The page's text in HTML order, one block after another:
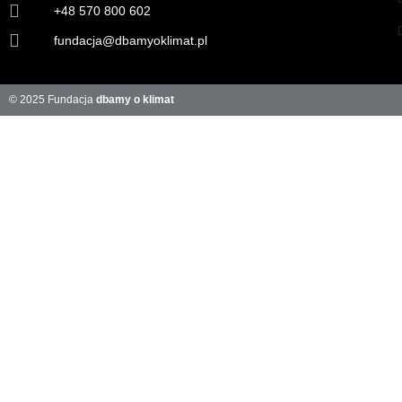
+48 570 800 602
fundacja@dbamyoklimat.pl
© 2025 Fundacja dbamy o klimat